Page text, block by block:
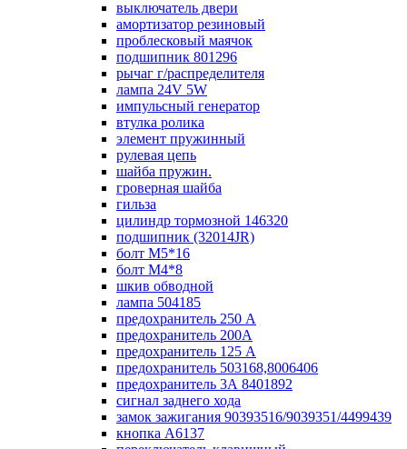
выключатель двери
амортизатор резиновый
проблесковый маячок
подшипник 801296
рычаг г/распределителя
лампа 24V 5W
импульсный генератор
втулка ролика
элемент пружинный
рулевая цепь
шайба пружин.
гроверная шайба
гильза
цилиндр тормозной 146320
подшипник (32014JR)
болт М5*16
болт М4*8
шкив обводной
лампа 504185
предохранитель 250 А
предохранитель 200А
предохранитель 125 А
предохранитель 503168,8006406
предохранитель 3А 8401892
сигнал заднего хода
замок зажигания 90393516/9039351/4499439
кнопка А6137